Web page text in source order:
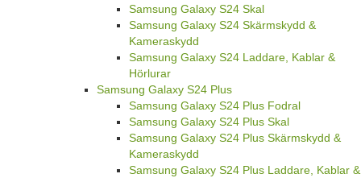
Samsung Galaxy S24 Skal
Samsung Galaxy S24 Skärmskydd &
Kameraskydd
Samsung Galaxy S24 Laddare, Kablar &
Hörlurar
Samsung Galaxy S24 Plus
Samsung Galaxy S24 Plus Fodral
Samsung Galaxy S24 Plus Skal
Samsung Galaxy S24 Plus Skärmskydd &
Kameraskydd
Samsung Galaxy S24 Plus Laddare, Kablar &